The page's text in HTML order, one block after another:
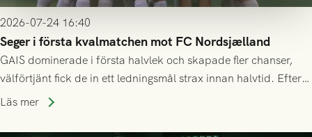
2026-07-24 16:40
Seger i första kvalmatchen mot FC Nordsjælland
GAIS dominerade i första halvlek och skapade fler chanser,
välförtjänt fick de in ett ledningsmål strax innan halvtid. Efter
halvtidsvilan sjönk tempot när Nordsjälland tilläts ha mer av
seger! Matchfoto: Mikael Josefsson & Lasse Ekström
Läs mer